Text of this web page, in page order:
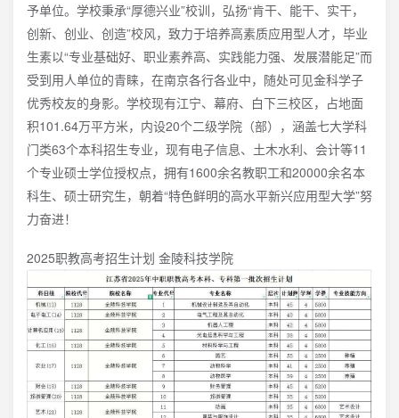
予单位。学校秉承“厚德兴业”校训，弘扬“肯干、能干、实干，
创新、创业、创造”校风，致力于培养高素质应用型人才，毕业
生素以“专业基础好、职业素养高、实践能力强、发展潜能足”而
受到用人单位的青睐，在南京各行各业中，随处可见金科学子
优秀校友的身影。学校现有江宁、幕府、白下三校区，占地面
积101.64万平方米，内设20个二级学院（部），涵盖七大学科
门类63个本科招生专业，现有电子信息、土木水利、会计等11
个专业硕士学位授权点，拥有1600余名教职工和20000余名本
科生、硕士研究生，朝着“特色鲜明的高水平新兴应用型大学”努
力奋进！
2025职教高考招生计划 金陵科技学院